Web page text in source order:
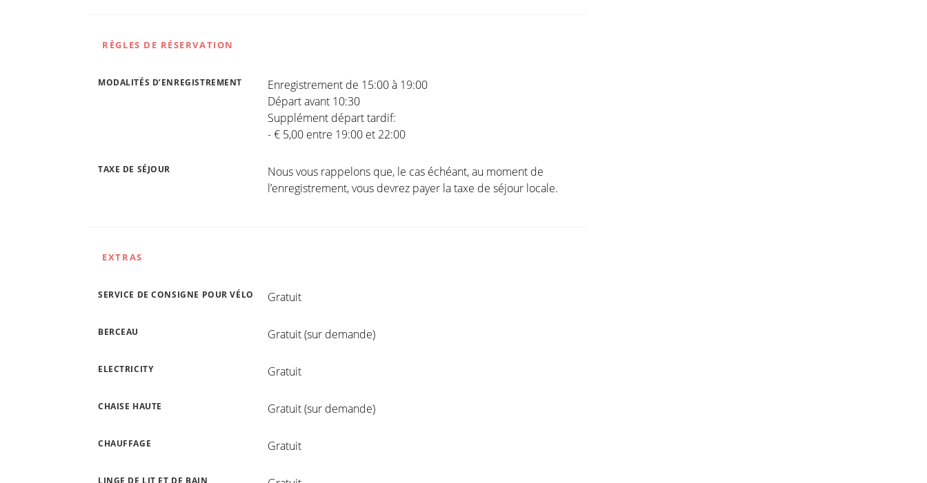
RÈGLES DE RÉSERVATION
MODALITÉS D’ENREGISTREMENT
Enregistrement de 15:00 à 19:00
Départ avant 10:30
Supplément départ tardif:
- € 5,00 entre 19:00 et 22:00
TAXE DE SÉJOUR
Nous vous rappelons que, le cas échéant, au moment de
l’enregistrement, vous devrez payer la taxe de séjour locale.
EXTRAS
SERVICE DE CONSIGNE POUR VÉLO Gratuit
BERCEAU Gratuit (sur demande)
ELECTRICITY Gratuit
CHAISE HAUTE Gratuit (sur demande)
CHAUFFAGE Gratuit
LINGE DE LIT ET DE BAIN